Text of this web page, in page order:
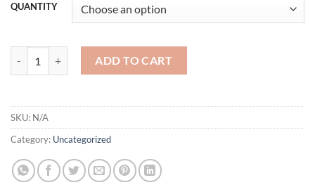
through
QUANTITY
Green Hash | Pollen | 37% CBD quantity
ADD TO CART
SKU: N/A
Category: Uncategorized